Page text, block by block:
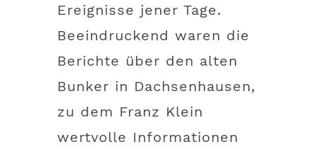
Ereignisse jener Tage.
Beeindruckend waren die
Berichte über den alten
Bunker in Dachsenhausen,
zu dem Franz Klein
wertvolle Informationen